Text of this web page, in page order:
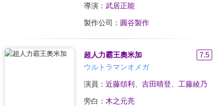
導演： 武居正能
製作公司： 圓谷製作
超人力霸王奧米加
7.5
ウルトラマンオメガ
演員： 近藤頌利 吉田晴登 工藤綾乃
旁白： 木之元亮